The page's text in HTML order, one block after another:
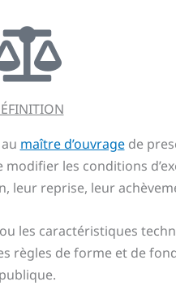
maître d’ouvragede
les conditions
leur reprise, leur
les caractéristiques
règles de forme et de
publique.